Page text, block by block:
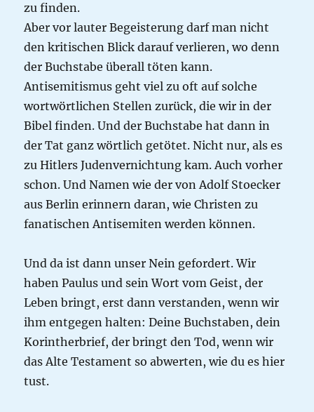
zu finden.
Aber vor lauter Begeisterung darf man nicht
den kritischen Blick darauf verlieren, wo denn
der Buchstabe überall töten kann.
Antisemitismus geht viel zu oft auf solche
wortwörtlichen Stellen zurück, die wir in der
Bibel finden. Und der Buchstabe hat dann in
der Tat ganz wörtlich getötet. Nicht nur, als es
zu Hitlers Judenvernichtung kam. Auch vorher
schon. Und Namen wie der von Adolf Stoecker
aus Berlin erinnern daran, wie Christen zu
fanatischen Antisemiten werden können.
Und da ist dann unser Nein gefordert. Wir
haben Paulus und sein Wort vom Geist, der
Leben bringt, erst dann verstanden, wenn wir
ihm entgegen halten: Deine Buchstaben, dein
Korintherbrief, der bringt den Tod, wenn wir
das Alte Testament so abwerten, wie du es hier
tust.